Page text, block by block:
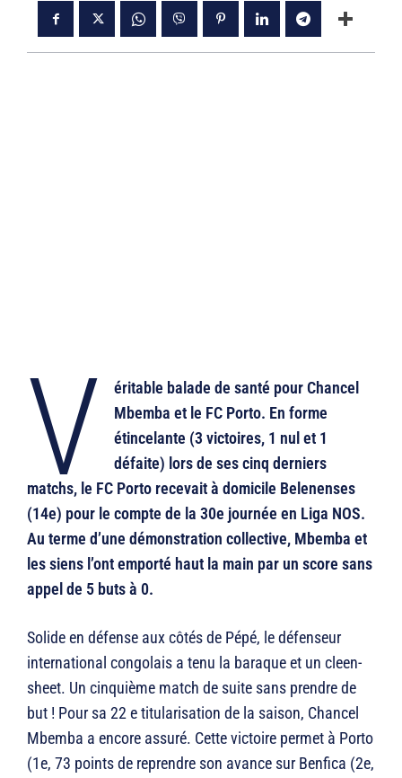
V
éritable balade de santé pour Chancel
Mbemba et le FC Porto. En forme
étincelante (3 victoires, 1 nul et 1
défaite) lors de ses cinq derniers
matchs, le FC Porto recevait à domicile Belenenses
(14e) pour le compte de la 30e journée en Liga NOS.
Au terme d’une démonstration collective, Mbemba et
les siens l’ont emporté haut la main par un score sans
appel de 5 buts à 0.
Solide en défense aux côtés de Pépé, le défenseur
international congolais a tenu la baraque et un cleen-
sheet. Un cinquième match de suite sans prendre de
but ! Pour sa 22 e titularisation de la saison, Chancel
Mbemba a encore assuré. Cette victoire permet à Porto
(1e, 73 points de reprendre son avance sur Benfica (2e,